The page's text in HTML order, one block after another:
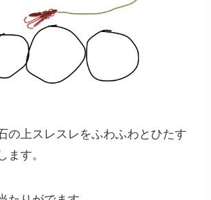
の上スレスレをふわふわとひたす
ます。